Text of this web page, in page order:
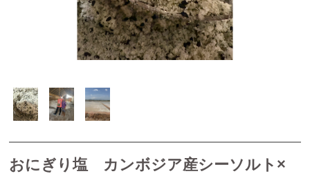
カンボジア産塩「カンボジア産天日塩(シーソルト）」
胡椒ハーブティー
カンボジア産ドライフルーツ
焼き菓子
カンボジア産生ハチミツ
おにぎり塩 カンボジア産シーソルト×